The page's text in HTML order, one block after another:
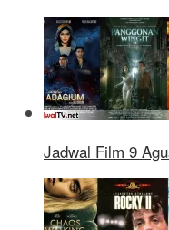
Jadwal Film 9